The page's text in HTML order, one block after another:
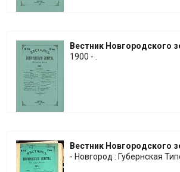
Вестник Новгородского
1900 - .
Вестник Новгородского
- Новгород : Губернская